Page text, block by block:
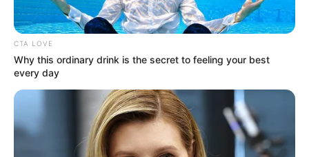
El alto tribunal desestimó la demanda que pedida la
nulidad de la elección del alcalde por posible
trashumancia.
Por: Edna Catalina Porras Pico
Junio 21, 2025
COMPARTIR
CTA LOVE
Why this ordinary drink is the secret to feeling your best
every day